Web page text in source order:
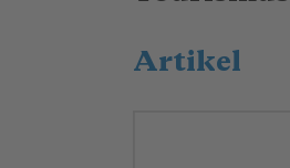
Artikel